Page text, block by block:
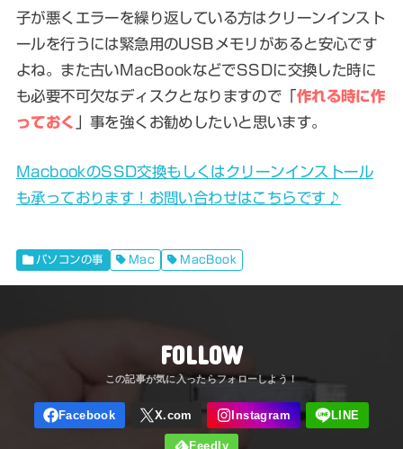
子が悪くエラーを繰り返している方はクリーンインスト
ールを行うには緊急用のUSBメモリがあると安心です
よね。また古いMacBookなどでSSDに交換した時に
も必要不可欠なディスクとなりますので「作れる時に作
っておく
」事を強くお勧めしたいと思います。
MacbookのSSD交換もしくはクリーンインストール
も承っております！お問い合わせはこちらです♪
パソコンの事 Mac MacBook
FOLLOW